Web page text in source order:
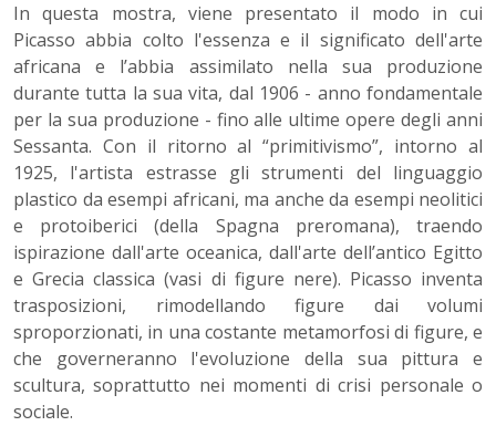
In questa mostra, viene presentato il modo in cui
Picasso abbia colto l'essenza e il significato dell'arte
africana e l’abbia assimilato nella sua produzione
durante tutta la sua vita, dal 1906 - anno fondamentale
per la sua produzione - fino alle ultime opere degli anni
Sessanta. Con il ritorno al “primitivismo”, intorno al
1925, l'artista estrasse gli strumenti del linguaggio
plastico da esempi africani, ma anche da esempi neolitici
e protoiberici (della Spagna preromana), traendo
ispirazione dall'arte oceanica, dall'arte dell’antico Egitto
e Grecia classica (vasi di figure nere). Picasso inventa
trasposizioni, rimodellando figure dai volumi
sproporzionati, in una costante metamorfosi di figure, e
che governeranno l'evoluzione della sua pittura e
scultura, soprattutto nei momenti di crisi personale o
sociale.